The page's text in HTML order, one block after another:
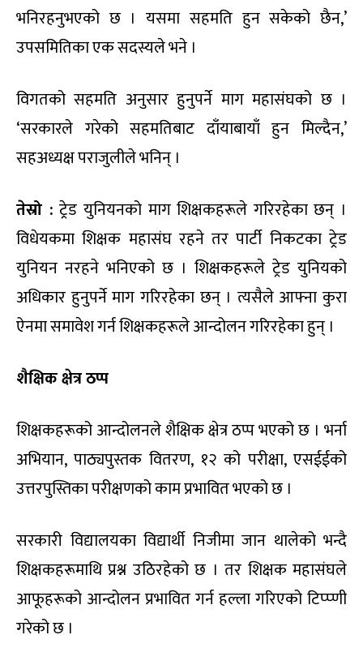
भनिरहनुभएको छ । यसमा सहमति हुन सकेको छैन,’
उपसमितिका एक सदस्यले भने ।
विगतको सहमति अनुसार हुनुपर्ने माग महासंघको छ ।
‘सरकारले गरेको सहमतिबाट दाँयाबायाँ हुन मिल्दैन,’
सहअध्यक्ष पराजुलीले भनिन् ।
तेस्रो : ट्रेड युनियनको माग शिक्षकहरूले गरिरहेका छन् ।
विधेयकमा शिक्षक महासंघ रहने तर पार्टी निकटका ट्रेड
युनियन नरहने भनिएको छ । शिक्षकहरूले ट्रेड युनियको
अधिकार हुनुपर्ने माग गरिरहेका छन् । त्यसैले आफ्ना कुरा
ऐनमा समावेश गर्न शिक्षकहरूले आन्दोलन गरिरहेका हुन् ।
शैक्षिक क्षेत्र ठप्प
शिक्षकहरूको आन्दोलनले शैक्षिक क्षेत्र ठप्प भएको छ । भर्ना
अभियान, पाठ्यपुस्तक वितरण, १२ को परीक्षा, एसईईको
उत्तरपुस्तिका परीक्षणको काम प्रभावित भएको छ ।
सरकारी विद्यालयका विद्यार्थी निजीमा जान थालेको भन्दै
शिक्षकहरूमाथि प्रश्न उठिरहेको छ । तर शिक्षक महासंघले
आफूहरूको आन्दोलन प्रभावित गर्न हल्ला गरिएको टिप्प्णी
गरेको छ ।